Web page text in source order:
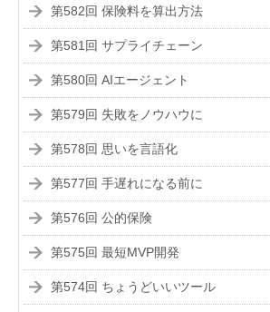
第582回 保険料を算出方法
第581回 サプライチェーン
第580回 AIエージェント
第579回 失敗をノウハウに
第578回 思いを言語化
第577回 手遅れになる前に
第576回 公的保険
第575回 最短MVP開発
第574回 ちょうどいいツール